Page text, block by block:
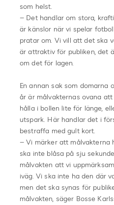
som helst.
– Det handlar om stora,
är känslor när vi spelar
pratar om. Vi vill att det ska
är attraktiv för publiken, det
om det för lagen.
En annan sak som domarna
år är målvakternas ovana
hålla i bollen lite för länge,
utspark. Här handlar det i
bestraffa med gult kort.
– Vi märker att målvakterna
ska inte blåsa på sju
målvakten att vi
iväg. Vi ska inte ha den där
men det ska synas för
målvakten, säger Bosse